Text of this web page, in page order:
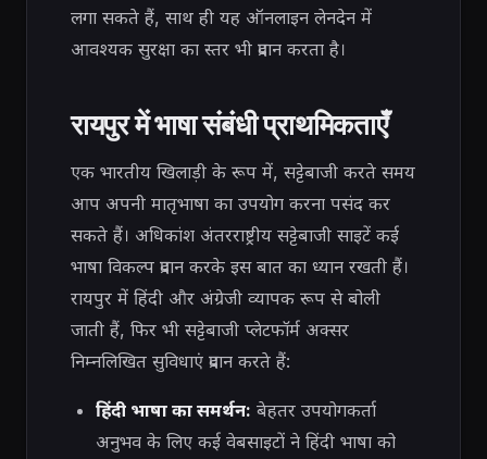
लगा सकते हैं, साथ ही यह ऑनलाइन लेनदेन में
आवश्यक सुरक्षा का स्तर भी प्रदान करता है।
रायपुर में भाषा संबंधी प्राथमिकताएँ
एक भारतीय खिलाड़ी के रूप में, सट्टेबाजी करते समय
आप अपनी मातृभाषा का उपयोग करना पसंद कर
सकते हैं। अधिकांश अंतरराष्ट्रीय सट्टेबाजी साइटें कई
भाषा विकल्प प्रदान करके इस बात का ध्यान रखती हैं।
रायपुर में हिंदी और अंग्रेजी व्यापक रूप से बोली
जाती हैं, फिर भी सट्टेबाजी प्लेटफॉर्म अक्सर
निम्नलिखित सुविधाएं प्रदान करते हैं:
हिंदी भाषा का समर्थन: बेहतर उपयोगकर्ता
अनुभव के लिए कई वेबसाइटों ने हिंदी भाषा को